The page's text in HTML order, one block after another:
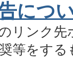
につ
リンク先
等をす